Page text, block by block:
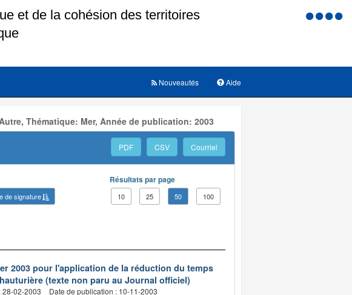
Menu
Aide
Nouveautés
Thématique: Mer, Année de publication: 2003
PDF CSV Courriel
de signature
Résultats par page
10 25 50 100
2003 pour l'application de la réduction du temps
(texte non paru au Journal officiel)
28-02-2003 Date de publication : 10-11-2003